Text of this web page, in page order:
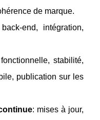
de marque.
end, intégration,
stabilité,
publication sur les
: mises à jour,